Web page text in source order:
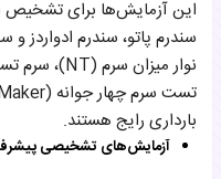
این آزمایش‌ها برای تشخیص
سندرم پاتو، سندرم ادواردز
بارداری رایج هستند.
آزمایش‌های تشخیصی